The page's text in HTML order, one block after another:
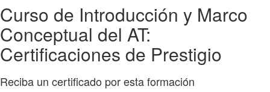
Curso de Introducción y Marco
Conceptual del AT:
Certificaciones de Prestigio
Reciba un certificado por esta formación